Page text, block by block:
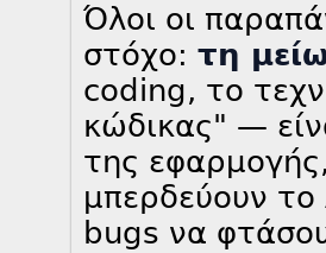
Όλοι οι
στόχο: τη
coding, το
κώδικας" —
της
μπερδεύουν το
bugs να